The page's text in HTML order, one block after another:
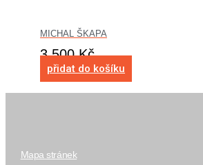
MICHAL ŠKAPA
3 500Kč
přidat do košíku
Mapa stránek